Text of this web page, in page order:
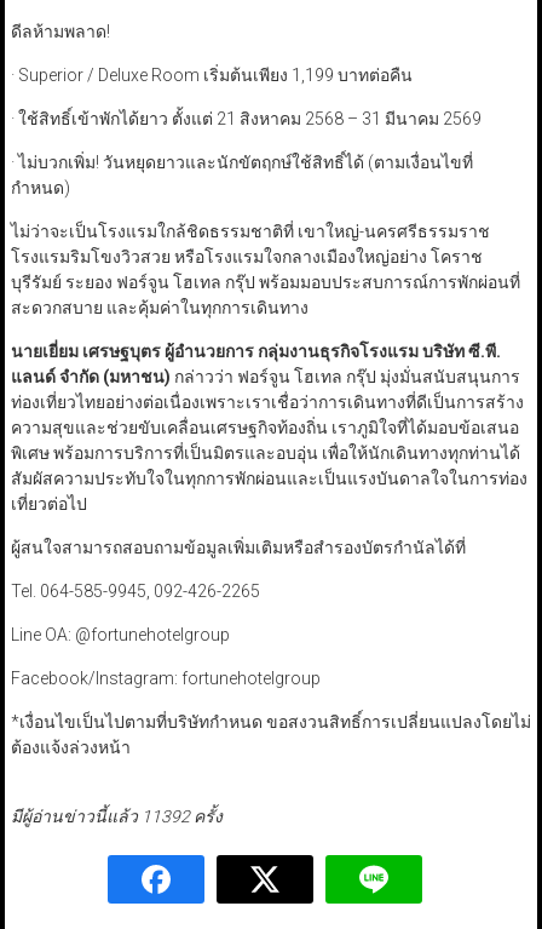
ดีลห้ามพลาด!
· Superior / Deluxe Room เริ่มต้นเพียง 1,199 บาทต่อคืน
· ใช้สิทธิ์เข้าพักได้ยาว ตั้งแต่ 21 สิงหาคม 2568 – 31 มีนาคม 2569
· ไม่บวกเพิ่ม! วันหยุดยาวและนักขัตฤกษ์ใช้สิทธิ์ได้ (ตามเงื่อนไขที่
กำหนด)
ไม่ว่าจะเป็นโรงแรมใกล้ชิดธรรมชาติที่ เขาใหญ่-นครศรีธรรมราช
โรงแรมริมโขงวิวสวย หรือโรงแรมใจกลางเมืองใหญ่อย่าง โคราช
บุรีรัมย์ ระยอง ฟอร์จูน โฮเทล กรุ๊ป พร้อมมอบประสบการณ์การพักผ่อนที่
สะดวกสบาย และคุ้มค่าในทุกการเดินทาง
นายเยี่ยม เศรษฐบุตร ผู้อำนวยการ กลุ่มงานธุรกิจโรงแรม บริษัท ซี.พี.
แลนด์ จำกัด (มหาชน) กล่าวว่า ฟอร์จูน โฮเทล กรุ๊ป มุ่งมั่นสนับสนุนการ
ท่องเที่ยวไทยอย่างต่อเนื่องเพราะเราเชื่อว่าการเดินทางที่ดีเป็นการสร้าง
ความสุขและช่วยขับเคลื่อนเศรษฐกิจท้องถิ่น เราภูมิใจที่ได้มอบข้อเสนอ
พิเศษ พร้อมการบริการที่เป็นมิตรและอบอุ่น เพื่อให้นักเดินทางทุกท่านได้
สัมผัสความประทับใจในทุกการพักผ่อนและเป็นแรงบันดาลใจในการท่อง
เที่ยวต่อไป
ผู้สนใจสามารถสอบถามข้อมูลเพิ่มเติมหรือสำรองบัตรกำนัลได้ที่
Tel. 064-585-9945, 092-426-2265
Line OA: @fortunehotelgroup
Facebook/Instagram: fortunehotelgroup
*เงื่อนไขเป็นไปตามที่บริษัทกำหนด ขอสงวนสิทธิ์การเปลี่ยนแปลงโดยไม่
ต้องแจ้งล่วงหน้า
มีผู้อ่านข่าวนี้แล้ว 11392 ครั้ง